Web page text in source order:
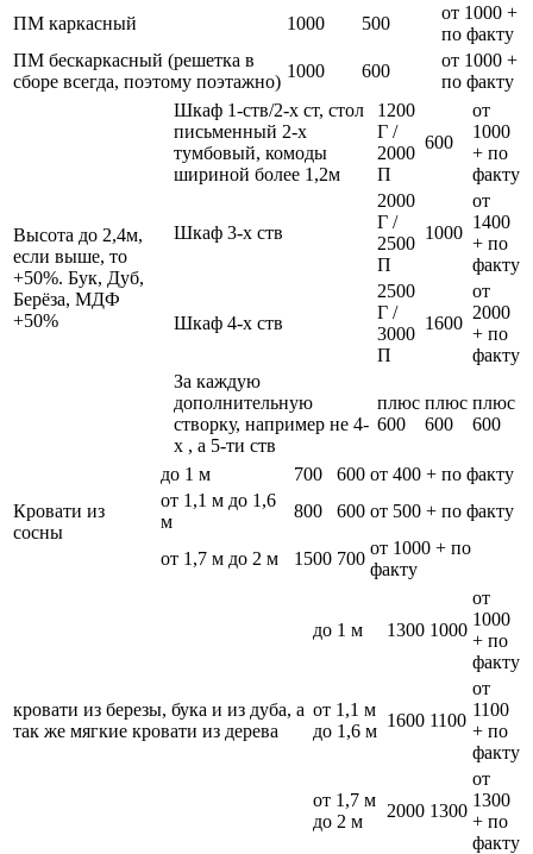
ПМ каркасный 1000 500
от 1000 +
по факту
ПМ бескаркасный (решетка в
сборе всегда, поэтому поэтажно)
1000 600
от 1000 +
по факту
Высота до 2,4м,
если выше, то
+50%. Бук, Дуб,
Берёза, МДФ
+50%
Шкаф 1-ств/2-х ст, стол
письменный 2-х
тумбовый, комоды
шириной более 1,2м
1200
Г /
2000
П
600
от
1000
+ по
факту
Шкаф 3-х ств
2000
Г /
2500
П
1000
от
1400
+ по
факту
Шкаф 4-х ств
2500
Г /
3000
П
1600
от
2000
+ по
факту
За каждую
дополнительную
створку, например не 4-
х , а 5-ти ств
плюс
600
плюс
600
плюс
600
Кровати из
сосны
до 1 м 700 600 от 400 + по факту
от 1,1 м до 1,6
м
800 600 от 500 + по факту
от 1,7 м до 2 м 1500 700
от 1000 + по
факту
кровати из березы, бука и из дуба, а
так же мягкие кровати из дерева
до 1 м 1300 1000
от
1000
+ по
факту
от 1,1 м
до 1,6 м
1600 1100
от
1100
+ по
факту
от 1,7 м
до 2 м
2000 1300
от
1300
+ по
факту